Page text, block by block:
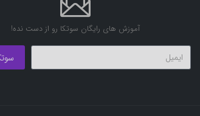
آموزش های رایگان سوتکا رو از دست نده!